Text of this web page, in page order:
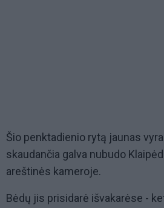
Šio penktadienio rytą jaunas
skaudančia galva nubudo
areštinės kameroje.
Bėdų jis prisidarė išvakarėse -